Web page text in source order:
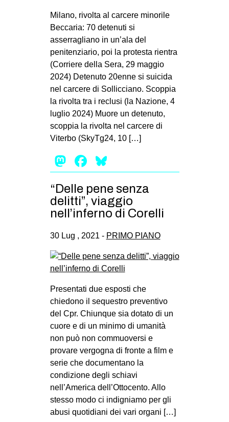
Milano, rivolta al carcere minorile
Beccaria: 70 detenuti si
asserragliano in un’ala del
penitenziario, poi la protesta rientra
(Corriere della Sera, 29 maggio
2024) Detenuto 20enne si suicida
nel carcere di Sollicciano. Scoppia
la rivolta tra i reclusi (la Nazione, 4
luglio 2024) Muore un detenuto,
scoppia la rivolta nel carcere di
Viterbo (SkyTg24, 10 […]
Mastodon
Facebook
“Delle pene senza
delitti”, viaggio
nell’inferno di Corelli
30 Lug , 2021 - PRIMO PIANO
Presentati due esposti che
chiedono il sequestro preventivo
del Cpr. Chiunque sia dotato di un
cuore e di un minimo di umanità
non può non commuoversi e
provare vergogna di fronte a film e
serie che documentano la
condizione degli schiavi
nell’America dell’Ottocento. Allo
stesso modo ci indigniamo per gli
abusi quotidiani dei vari organi […]